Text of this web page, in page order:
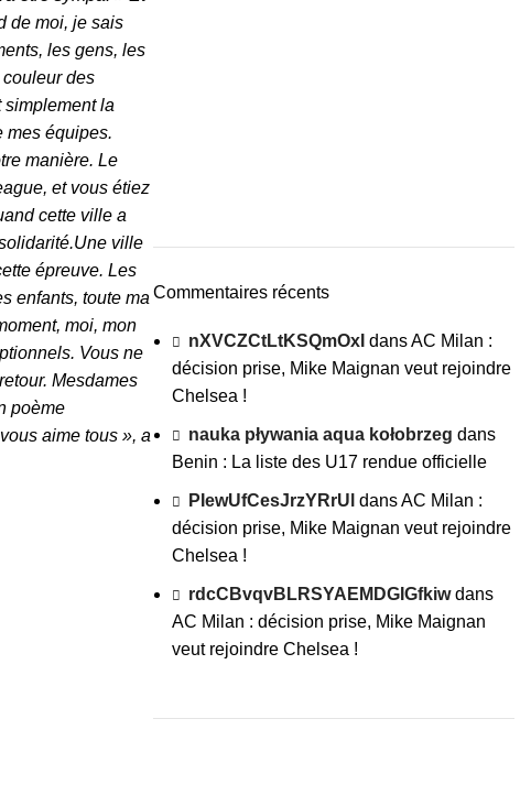
de moi, je sais
les gens, les
couleur des
simplement la
mes équipes.
manière. Le
et vous étiez
cette ville a
ville
épreuve. Les
enfants, toute ma
moi, mon
Vous ne
Mesdames
poème
aime tous », a
Commentaires récents
nXVCZCtLtKSQmOxI dansAC Milan :
décision prise, Mike Maignan veut rejoindre
Chelsea !
nauka pływania aqua kołobrzeg dans
Benin : La liste des U17 rendue officielle
PIewUfCesJrzYRrUl dansAC Milan :
décision prise, Mike Maignan veut rejoindre
Chelsea !
rdcCBvqvBLRSYAEMDGIGfkiwdans
AC Milan : décision prise, Mike Maignan
veut rejoindre Chelsea !